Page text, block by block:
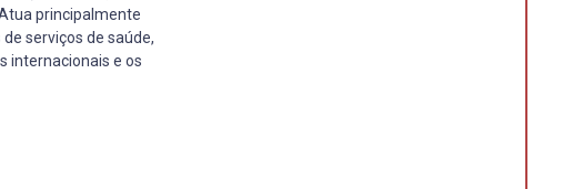
principalmente
serviços de saúde,
internacionais e os